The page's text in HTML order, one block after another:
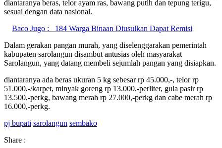
diantaranya beras, telor ayam ras, bawang putih dan tepung terigu,
sesuai dengan data nasional.
Baco Jugo :
184 Warga Binaan Diusulkan Dapat Remisi
Dalam gerakan pangan murah, yang diselenggarakan pemerintah
kabupaten sarolangun disambut antusias oleh masyarakat
Sarolangun, yang datang membeli sejumlah pangan yang disiapkan.
diantaranya ada beras ukuran 5 kg sebesar rp 45.000,-, telor rp
51.000,-/karpet, minyak goreng rp 13.000,-perliter, gula pasir rp
13.500,-perkg, bawang merah rp 27.000,-perkg dan cabe merah rp
16.000,-perkg.
pj bupati sarolangun sembako
Share :